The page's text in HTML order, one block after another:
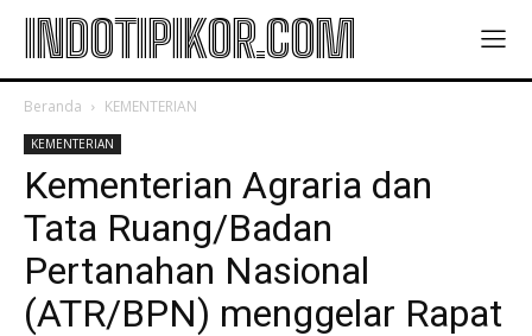
INDOTIPIKOR.COM
Beranda KEMENTERIAN
KEMENTERIAN
Kementerian Agraria dan
Tata Ruang/Badan
Pertanahan Nasional
(ATR/BPN) menggelar Rapat